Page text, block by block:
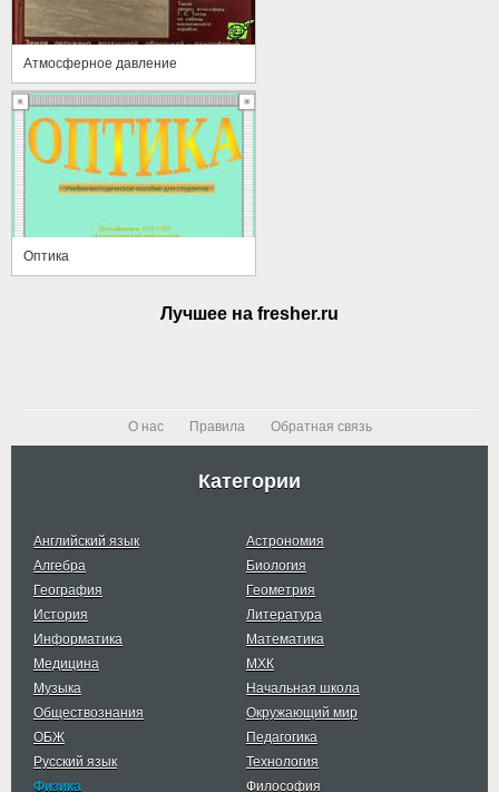
Атмосферное давление
Оптика
Лучшее на fresher.ru
О нас Правила Обратная связь
Категории
Английский язык
Астрономия
Алгебра
Биология
География
Геометрия
История
Литература
Информатика
Математика
Медицина
МХК
Музыка
Начальная школа
Обществознания
Окружающий мир
ОБЖ
Педагогика
Русский язык
Технология
Физика
Философия